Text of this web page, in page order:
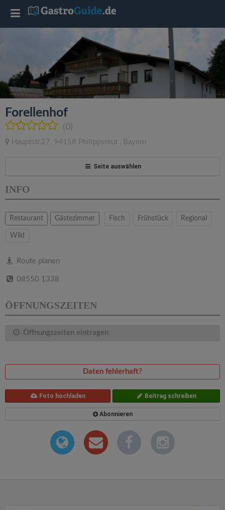
Forellenhof
(0)
Hauptstr.27, 94158 Philippsreut , Bayern
Seite auswählen
INFO
Restaurant Gästezimmer Fisch Frühstück Regional
Wild
Route planen
08550 1338
ÖFFNUNGSZEITEN
Öffnungszeiten eintragen
Daten fehlerhaft?
Foto hochladen Beitrag schreiben
Abonnieren
T
g
l
e
a
v
g
a